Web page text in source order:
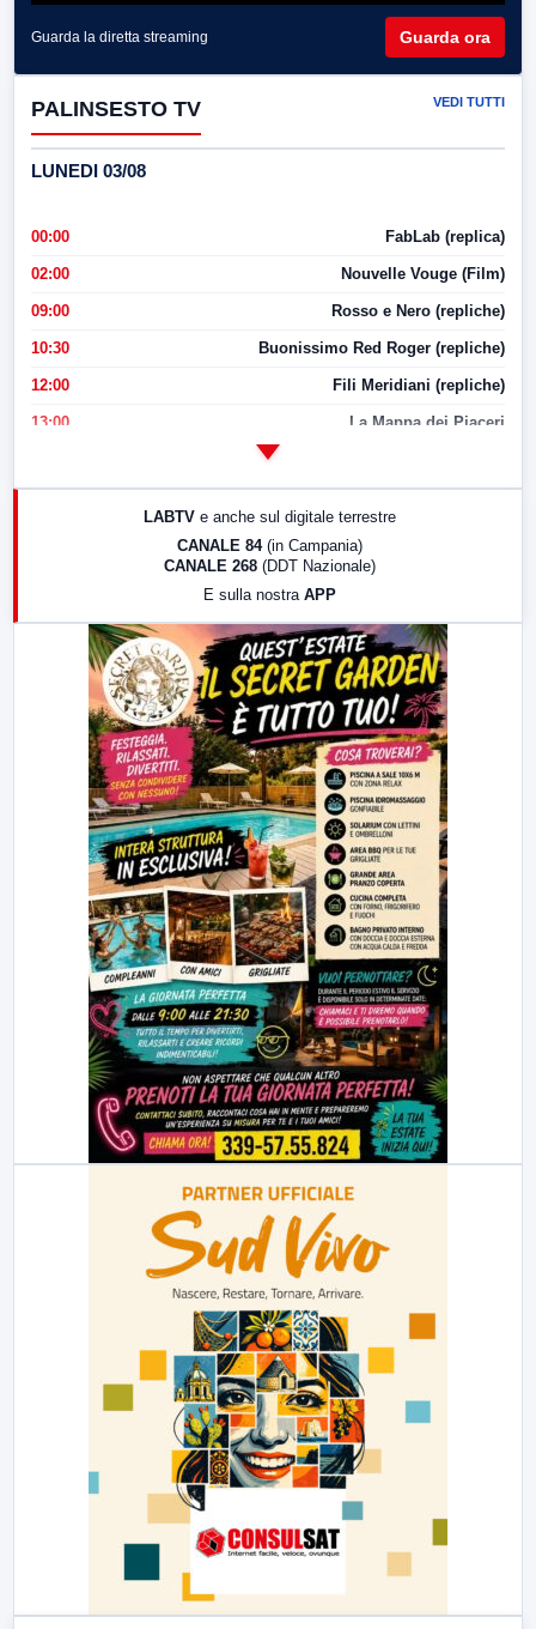
Guarda la diretta streaming Guarda ora
PALINSESTO TV VEDI TUTTI
LUNEDI 03/08
00:00 FabLab (replica)
02:00 Nouvelle Vouge (Film)
09:00 Rosso e Nero (repliche)
10:30 Buonissimo Red Roger (repliche)
12:00 Fili Meridiani (repliche)
13:00 La Mappa dei Piaceri
17:00 LabNews (replica)
LabNews (replica)
LABTV e anche sul digitale terrestre
CANALE 84 (in Campania)
CANALE 268 (DDT Nazionale)
E sulla nostra APP